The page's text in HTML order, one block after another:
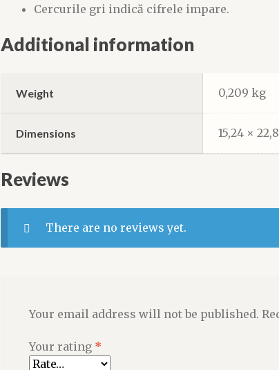
Cercurile gri indică cifrele impare.
Additional information
Weight 0,209 kg
Dimensions 15,24 ×
Reviews
There are no reviews yet.
Your email address will not be published.
Your rating *